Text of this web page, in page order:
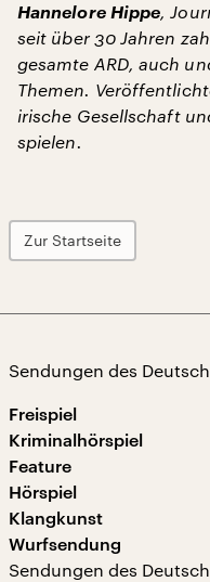
Hannelore Hippe,
seit über 30 Jahren
gesamte ARD, auch
Themen.
irische Gesellschaft
spielen.
Zur Startseite
Sendungen des
Freispiel
Kriminalhörspiel
Feature
Hörspiel
Klangkunst
Wurfsendung
Sendungen des